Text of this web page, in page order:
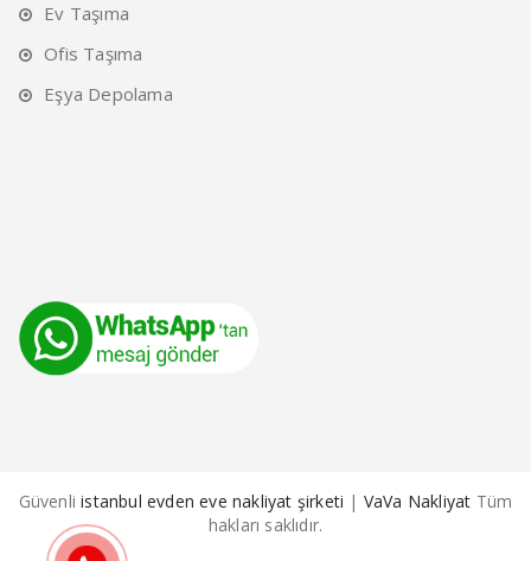
Ev Taşıma
Ofis Taşıma
Eşya Depolama
Güvenliistanbul evden eve nakliyat şirketi | VaVa Nakliyat Tüm
hakları saklıdır.